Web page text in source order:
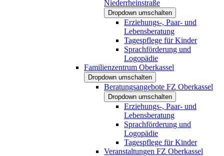
Niederrheinstraße
Dropdown umschalten
Erziehungs-, Paar- und
Lebensberatung
Tagespflege für Kinder
Sprachförderung und
Logopädie
Familienzentrum Oberkassel
Dropdown umschalten
Beratungsangebote FZ Oberkassel
Dropdown umschalten
Erziehungs-, Paar- und
Lebensberatung
Sprachförderung und
Logopädie
Tagespflege für Kinder
Veranstaltungen FZ Oberkassel